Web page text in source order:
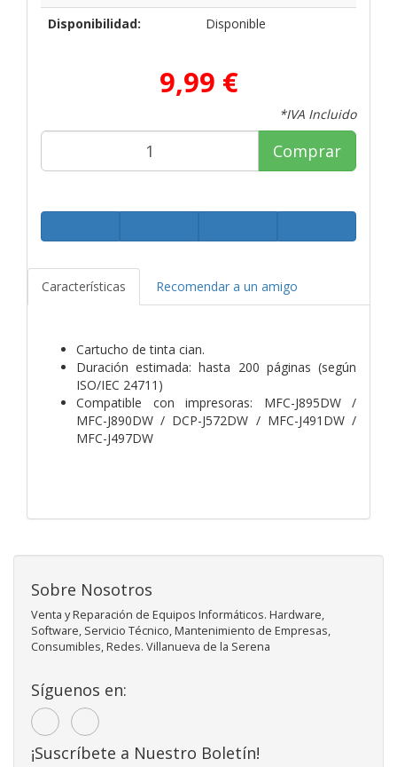
Disponibilidad:
Disponible
9,99 €
*IVA Incluido
Comprar
Características Recomendar a un amigo
Cartucho de tinta cian.
Duración estimada: hasta 200 páginas (según
ISO/IEC 24711)
Compatible con impresoras: MFC-J895DW /
MFC-J890DW / DCP-J572DW / MFC-J491DW /
MFC-J497DW
Sobre Nosotros
Venta y Reparación de Equipos Informáticos. Hardware,
Software, Servicio Técnico, Mantenimiento de Empresas,
Consumibles, Redes. Villanueva de la Serena
Síguenos en:
¡Suscríbete a Nuestro Boletín!